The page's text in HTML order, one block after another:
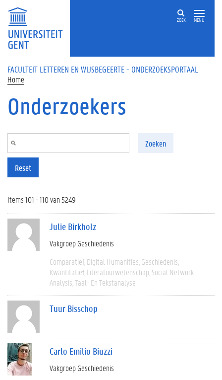
Overslaan en naar de inhoud gaan
ZOEK MENU
FACULTEIT LETTEREN EN WIJSBEGEERTE - ONDERZOEKSPORTAAL
Home
Onderzoekers
Zoeken
Reset
Items 101 - 110 van 5249
Julie Birkholz
Vakgroep Geschiedenis
Comparatief Digital Humanities Geschiedenis
Kwantitatief Literatuurwetenschap Social Network
Analysis Taal- En Tekstanalyse
Tuur Bisschop
Carlo Emilio Biuzzi
Vakgroep Geschiedenis